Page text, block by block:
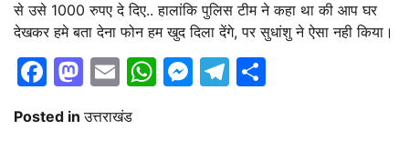
से उसे 1000 रुपए दे दिए.. हालांकि पुलिस टीम ने कहा था की आप घर
देखकर हमे बता देना फोन हम खुद दिला देंगे, पर सुधांशु ने ऐसा नही किया।
Facebook
Mastodon
EmailWhatsApp
Messenger
Telegram
Posted inउत्तराखंड